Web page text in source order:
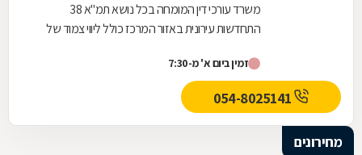
משרד עורכי דין המומחה בכל נושא תמ"א 38
התחדשות עירונית באזור המרכז כולל ליווי צמוד של
לקבלת...
זמין ביום א' מ-7:30
מחירונים